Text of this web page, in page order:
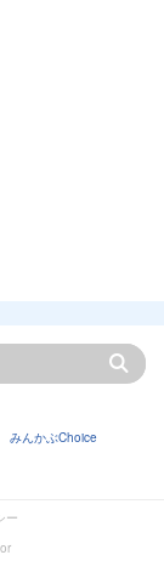
みんかぶChoice
ー